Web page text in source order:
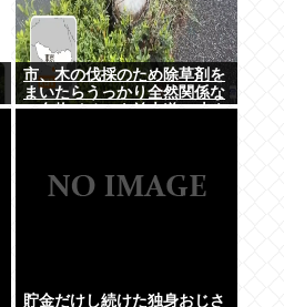
市、木の伐採のため除草剤を
まいたらうっかり全然関係な
い名物イチョウ並木道54本を
貯金だけし続けた独身おじさ